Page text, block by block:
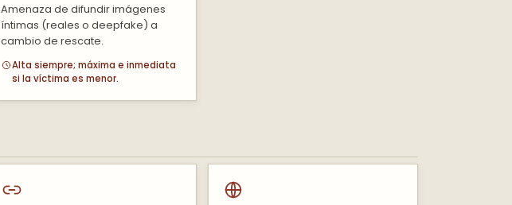
Amenaza de difundir imágenes
íntimas (reales o deepfake) a
cambio de rescate.
Alta siempre; máxima e inmediata
si la víctima es menor.